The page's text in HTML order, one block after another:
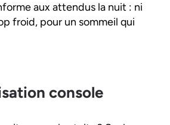
aux attendus la nuit : ni
froid, pour un sommeil qui
console